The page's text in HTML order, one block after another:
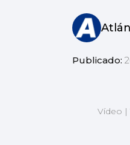
Publicado:
Vídeo |